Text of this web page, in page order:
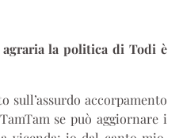
agraria la politica di Todi è
sull’assurdo accorpamento
se può aggiornare i